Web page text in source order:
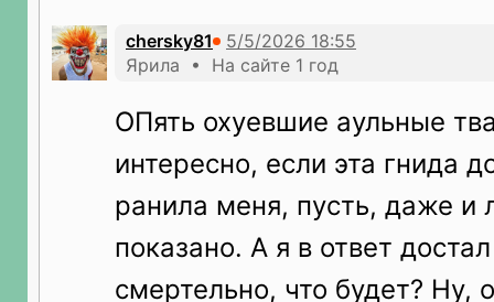
chersky81
Ярила • На сайте 1 год
ОПять охуевшие аульные
интересно, если эта гнида
ранила меня, пусть, даже и
показано. А я в ответ
смертельно, что будет? Ну,